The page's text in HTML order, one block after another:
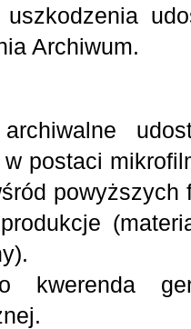
Archiwum.
archiwalne
w postaci
kwerenda